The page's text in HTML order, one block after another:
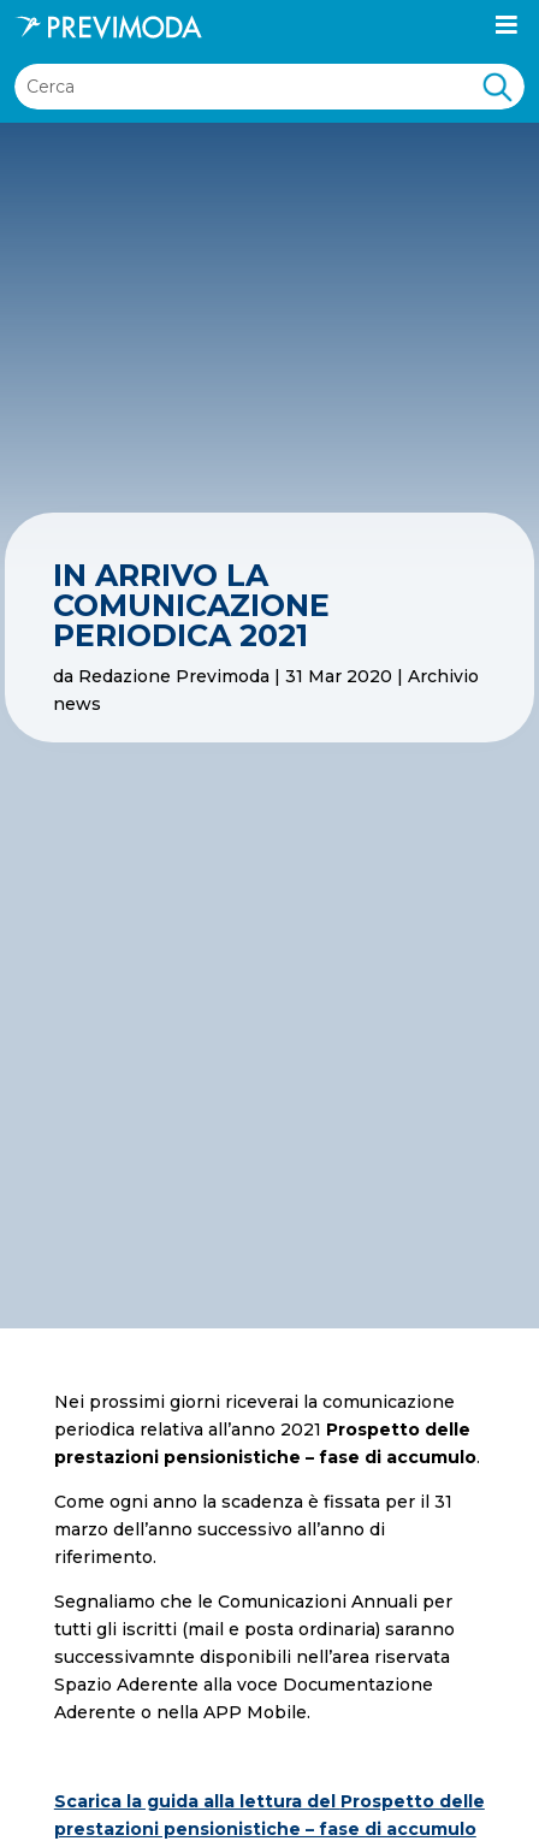
IN ARRIVO LA
COMUNICAZIONE
PERIODICA 2021
da Redazione Previmoda |31 Mar 2020 |Archivio
news
Nei prossimi giorni riceverai la comunicazione
periodica relativa all’anno 2021 Prospetto delle
prestazioni pensionistiche – fase di accumulo.
Come ogni anno la scadenza è fissata per il 31
marzo dell’anno successivo all’anno di
riferimento.
Segnaliamo che le Comunicazioni Annuali per
tutti gli iscritti (mail e posta ordinaria) saranno
successivamnte disponibili nell’area riservata
Spazio Aderente alla voce Documentazione
Aderente o nella APP Mobile.
Scarica la guida alla lettura del Prospetto delle
prestazioni pensionistiche – fase di accumulo